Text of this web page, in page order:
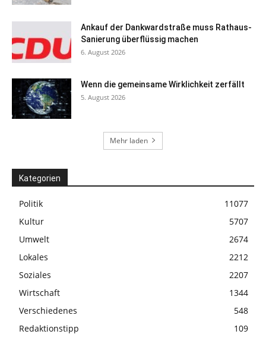
Ankauf der Dankwardstraße muss Rathaus-
Sanierung überflüssig machen
6. August 2026
Wenn die gemeinsame Wirklichkeit zerfällt
5. August 2026
Mehr laden
Kategorien
Politik
11077
Kultur
5707
Umwelt
2674
Lokales
2212
Soziales
2207
Wirtschaft
1344
Verschiedenes
548
Redaktionstipp
109